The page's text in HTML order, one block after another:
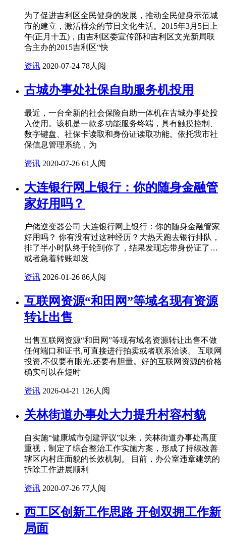
为了促进吉利区全民健身的发展，推动全民健身示范城
市的建立，激活群众的节日文化生活。2015年3月5日上
午(正月十五)，由吉利区委宣传部和吉利区文光新局联
合主办的2015吉利区“快
资讯 2020-07-24 78人阅
古城办事处社保自助服务机投用
最近，一台全新的社会保险自助一体机在古城办事处投
入使用。该机是一款多功能服务终端，具有触摸控制、
数字键盘、社保卡读取和身份证读取功能。依托我市社
保信息管理系统，为
资讯 2020-07-26 61人阅
大连银行网上银行：你的随身金融管
家好用吗？
户储逆变器公司 大连银行网上银行：你的随身金融管家
好用吗？ 你有没有过这种经历？大热天跑去银行排队，
排了半小时队终于轮到你了，结果发现忘带身份证了…
或者急着转账却发
资讯 2026-01-26 86人阅
互联网资源“和田网”等域名现有资源
转让出售
出售互联网资源“和田网”等现有域名资源转让出售不做
任何端口和证书,可直接进行拍卖或者联系洽谈。 互联网
投资,不仅要有眼光,还要有胆量。好的互联网资源的价格
确实可以在短时
资讯 2026-04-21 126人阅
关林街道办事处大力提升村容村貌
自实施“健康城市创建评议”以来，关林街道办事处高度
重视，制定了综合整治工作实施方案，形成了持续改善
辖区内村庄面貌的长效机制。 目前，办公室违章建筑的
拆除工作进展顺利
资讯 2020-07-26 77人阅
西工区创新工作思路 开创双拥工作新
局面